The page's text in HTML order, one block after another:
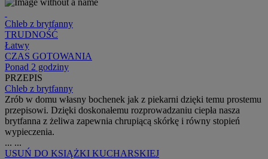
Chleb z brytfanny
TRUDNOŚĆ
Łatwy
CZAS GOTOWANIA
Ponad 2 godziny
PRZEPIS
Chleb z brytfanny
Zrób w domu własny bochenek jak z piekarni dzięki temu prostemu
przepisowi. Dzięki doskonałemu rozprowadzaniu ciepła nasza
brytfanna z żeliwa zapewnia chrupiącą skórkę i równy stopień
wypieczenia.
... ...
USUŃ DO KSIĄŻKI KUCHARSKIEJ